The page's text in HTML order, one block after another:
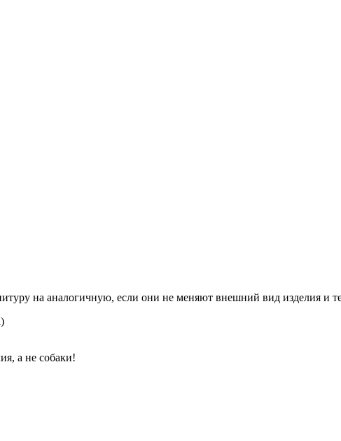
на аналогичную, если они не меняют внешний вид изделия и
а не собаки!